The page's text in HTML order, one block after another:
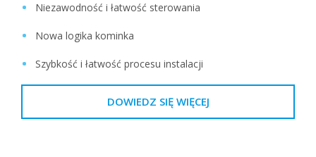
Niezawodność i łatwość sterowania
Nowa logika kominka
Szybkość i łatwość procesu instalacji
DOWIEDZ SIĘ WIĘCEJ